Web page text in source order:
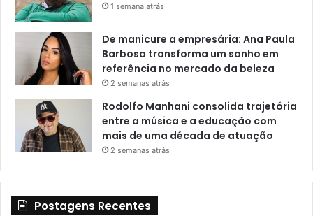
1 semana atrás
De manicure a empresária: Ana Paula
Barbosa transforma um sonho em
referência no mercado da beleza
2 semanas atrás
Rodolfo Manhani consolida trajetória
entre a música e a educação com
mais de uma década de atuação
2 semanas atrás
Postagens Recentes